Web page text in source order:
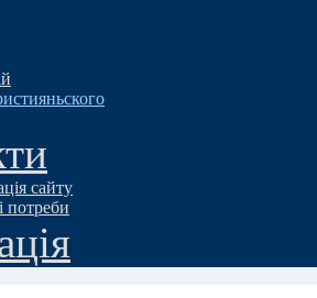
сайту
потреби